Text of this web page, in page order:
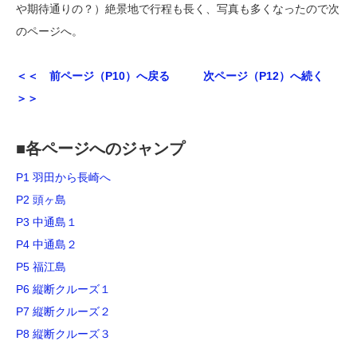
や期待通りの？）絶景地で行程も長く、写真も多くなったので次
のページへ。
＜＜ 前ページ（P10）へ戻る
次ページ（P12）へ続く
＞＞
■各ページへのジャンプ
P1 羽田から長崎へ
P2 頭ヶ島
P3 中通島１
P4 中通島２
P5 福江島
P6 縦断クルーズ１
P7 縦断クルーズ２
P8 縦断クルーズ３